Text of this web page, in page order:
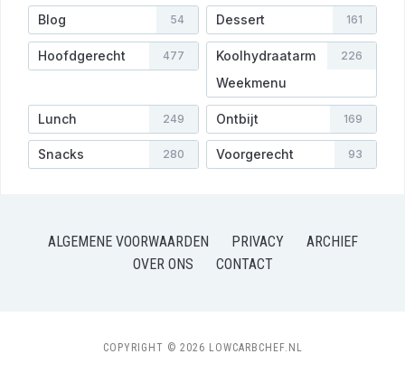
Blog 54 Dessert 161
Hoofdgerecht 477
Koolhydraatarm
Weekmenu
226
Lunch 249 Ontbijt 169
Snacks 280 Voorgerecht 93
ALGEMENE VOORWAARDEN PRIVACY
ARCHIEF
OVER ONS
CONTACT
COPYRIGHT © 2026 LOWCARBCHEF.NL